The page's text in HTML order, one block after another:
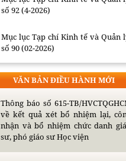
số 92 (4-2026)
Mục lục Tạp chí Kinh tế và Quản
số 90 (02-2026)
Mục lục Tạp chí Kinh tế và Quản
số 89 (01-2026)
VĂN BẢN ĐIỀU HÀNH MỚI
Thông báo số 615-TB/
về kết quả xét bổ nhiệm lại,
nhận và bổ nhiệm chức danh
sư, phó giáo sư Học viện